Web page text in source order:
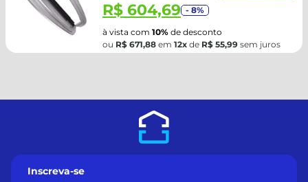
R$ 604,69 - 8%
à vista com 10% de desconto
ou R$ 671,88 em 12x de R$ 55,99 sem juros
Inscreva-se